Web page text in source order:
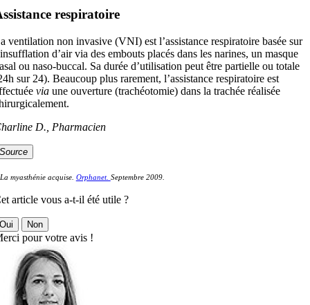
respiratoire
ventilation non invasive (VNI) est l’assistance respiratoire basée sur
d’air via des embouts placés dans les narines, un masque
ou naso-buccal. Sa durée d’utilisation peut être partielle ou totale
sur 24). Beaucoup plus rarement, l’assistance respiratoire est
viaune ouverture (trachéotomie) dans la trachée réalisée
D., Pharmacien
myasthénie acquise. Orphanet. Septembre 2009.
article vous a-t-il été utile ?
Non
pour votre avis !